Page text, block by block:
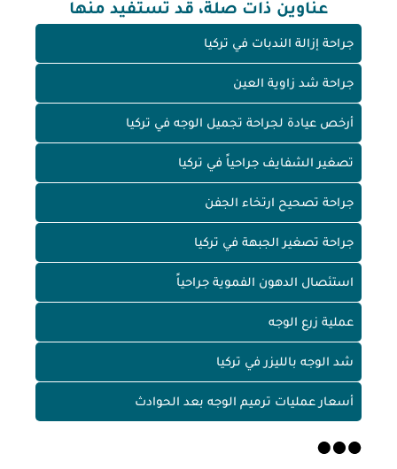
عناوين ذات صلة، قد تستفيد منها
جراحة إزالة الندبات في تركيا
جراحة شد زاوية العين
أرخص عيادة لجراحة تجميل الوجه في تركيا
تصغير الشفايف جراحياً في تركيا
جراحة تصحيح ارتخاء الجفن
جراحة تصغير الجبهة في تركيا
استئصال الدهون الفموية جراحياً
عملية زرع الوجه
شد الوجه بالليزر في تركيا
أسعار عمليات ترميم الوجه بعد الحوادث